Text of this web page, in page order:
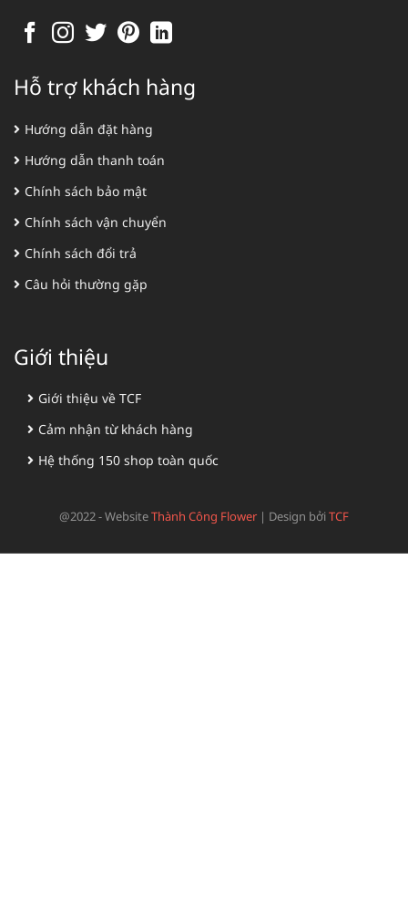
Hỗ trợ khách hàng
Hướng dẫn đặt hàng
Hướng dẫn thanh toán
Chính sách bảo mật
Chính sách vận chuyển
Chính sách đổi trả
Câu hỏi thường gặp
Giới thiệu
Giới thiệu về TCF
Cảm nhận từ khách hàng
Hệ thống 150 shop toàn quốc
@2022 - WebsiteThành Công Flower | Design bởiTCF